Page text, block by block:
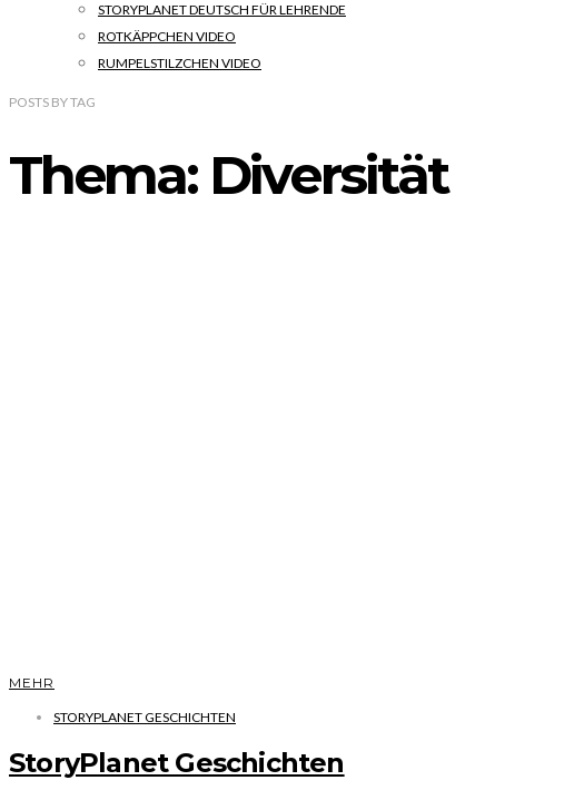
STORYPLANET DEUTSCH FÜR LEHRENDE
ROTKÄPPCHEN VIDEO
RUMPELSTILZCHEN VIDEO
POSTS BYTAG
Thema: Diversität
MEHR
STORYPLANET GESCHICHTEN
StoryPlanet Geschichten